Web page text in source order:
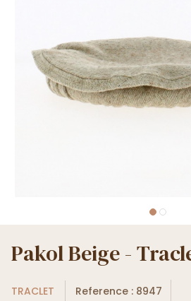
Pakol Beige -
TRACLET Reference : 8947